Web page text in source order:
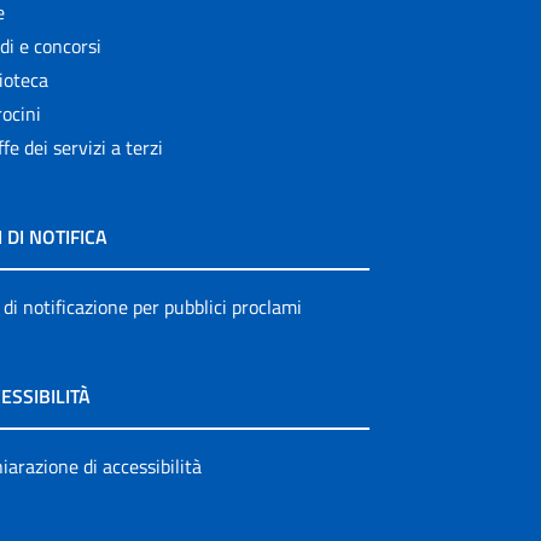
e concorsi
dei servizi a terzi
DI NOTIFICA
notificazione per pubblici proclami
di accessibilità